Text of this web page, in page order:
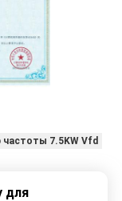
частоты 7.5KW Vfd
для